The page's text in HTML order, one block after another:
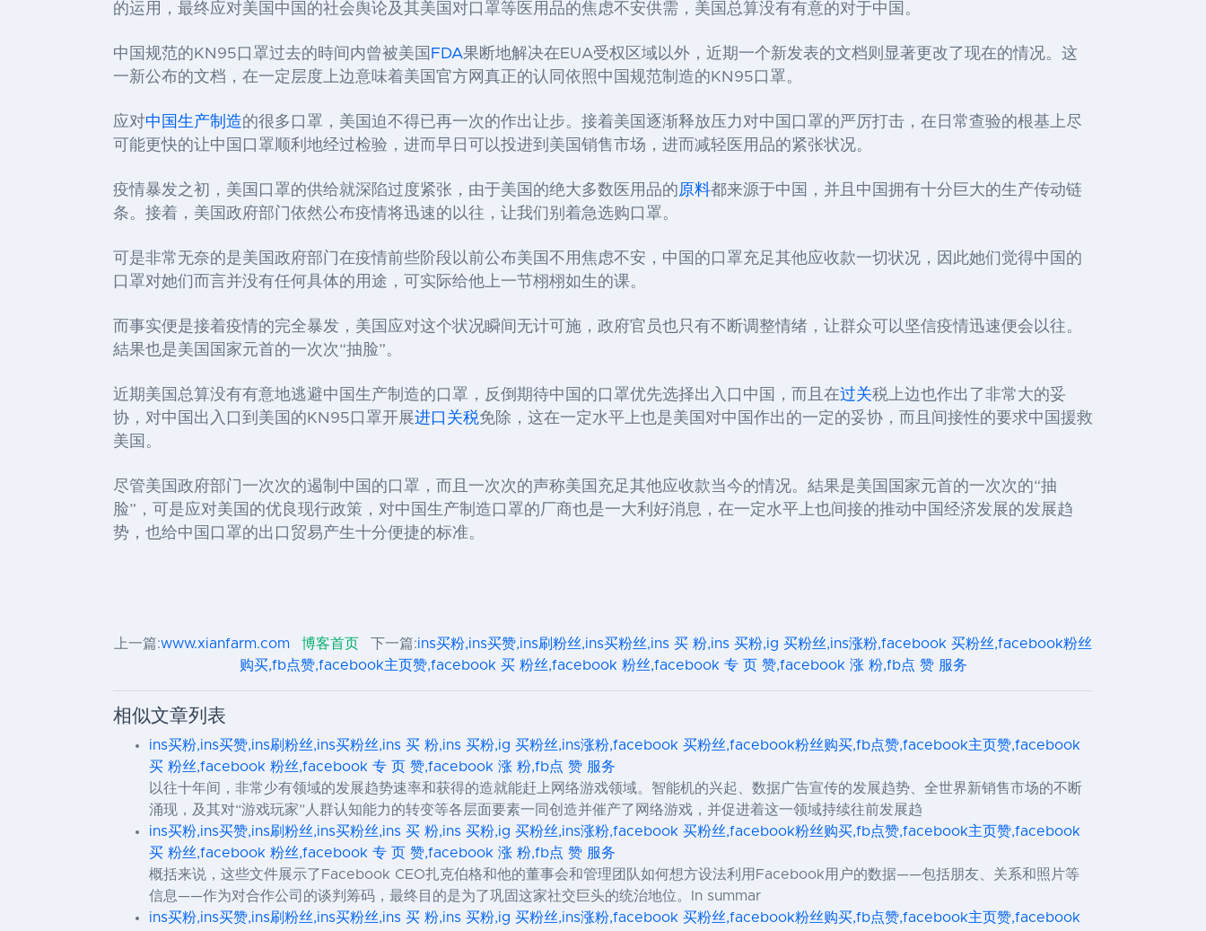
的运用，最终应对美国中国的社会舆论及其美国对口罩等医用品的焦虑不安供需，美国总算没有有意的对于中国。
中国规范的 KN95 口罩过去的時间内曾被美国 FDA果断地解决在EUA受权区域以外，近期一个新发表的文档则显著更改了现在的情况。这
一新公布的文档，在一定层度上边意味着美国官方网真正的认同依照中国规范制造的 KN95 口罩。
应对中国生产制造的很多口罩，美国迫不得已再一次的作出让步。接着美国逐渐释放压力对中国口罩的严厉打击，在日常查验的根基上尽
可能更快的让中国口罩顺利地经过检验，进而早日可以投进到美国销售市场，进而减轻医用品的紧张状况。
疫情暴发之初，美国口罩的供给就深陷过度紧张，由于美国的绝大多数医用品的原料都来源于中国，并且中国拥有十分巨大的生产传动链
条。接着，美国政府部门依然公布疫情将迅速的以往，让我们别着急选购口罩。
可是非常无奈的是美国政府部门在疫情前些阶段以前公布美国不用焦虑不安，中国的口罩充足其他应收款一切状况，因此她们觉得中国的
口罩对她们而言并没有任何具体的用途，可实际给他上一节栩栩如生的课。
而事实便是接着疫情的完全暴发，美国应对这个状况瞬间无计可施，政府官员也只有不断调整情绪，让群众可以坚信疫情迅速便会以往。
結果也是美国国家元首的一次次“抽脸”。
近期美国总算没有有意地逃避中国生产制造的口罩，反倒期待中国的口罩优先选择出入口中国，而且在过关税上边也作出了非常大的妥
协，对中国出入口到美国的 KN95 口罩开展进口关税免除，这在一定水平上也是美国对中国作出的一定的妥协，而且间接性的要求中国援救
美国。
尽管美国政府部门一次次的遏制中国的口罩，而且一次次的声称美国充足其他应收款当今的情况。結果是美国国家元首的一次次的“抽
脸”，可是应对美国的优良现行政策，对中国生产制造口罩的厂商也是一大利好消息，在一定水平上也间接的推动中国经济发展的发展趋
势，也给中国口罩的出口贸易产生十分便捷的标准。
上一篇:www.xianfarm.com 博客首页 下一篇:ins买粉,ins买赞,ins刷粉丝,ins买粉丝,ins 买 粉,ins 买粉,ig 买粉丝,ins涨粉,facebook 买粉丝,facebook粉丝
购买,fb点赞,facebook主页赞,facebook 买 粉丝,facebook 粉丝,facebook 专 页 赞,facebook 涨 粉,fb点 赞 服务
相似文章列表
ins买粉,ins买赞,ins刷粉丝,ins买粉丝,ins 买 粉,ins 买粉,ig 买粉丝,ins涨粉,facebook 买粉丝,facebook粉丝购买,fb点赞,facebook主页赞,facebook
买 粉丝,facebook 粉丝,facebook 专 页 赞,facebook 涨 粉,fb点 赞 服务
以往十年间，非常少有领域的发展趋势速率和获得的造就能赶上网络游戏领域。智能机的兴起、数据广告宣传的发展趋势、全世界新销售市场的不断
涌现，及其对“游戏玩家”人群认知能力的转变等各层面要素一同创造并催产了网络游戏，并促进着这一领域持续往前发展趋
ins买粉,ins买赞,ins刷粉丝,ins买粉丝,ins 买 粉,ins 买粉,ig 买粉丝,ins涨粉,facebook 买粉丝,facebook粉丝购买,fb点赞,facebook主页赞,facebook
买 粉丝,facebook 粉丝,facebook 专 页 赞,facebook 涨 粉,fb点 赞 服务
概括来说，这些文件展示了Facebook CEO扎克伯格和他的董事会和管理团队如何想方设法利用Facebook用户的数据——包括朋友、关系和照片等
信息——作为对合作公司的谈判筹码，最终目的是为了巩固这家社交巨头的统治地位。In summar
ins买粉,ins买赞,ins刷粉丝,ins买粉丝,ins 买 粉,ins 买粉,ig 买粉丝,ins涨粉,facebook 买粉丝,facebook粉丝购买,fb点赞,facebook主页赞,facebook